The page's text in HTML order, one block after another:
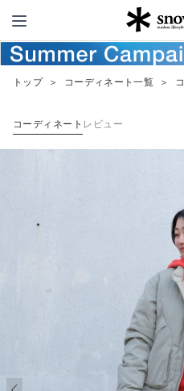
Snow
トップ ＞ コーディネート一覧 ＞
コーディネート レビュー